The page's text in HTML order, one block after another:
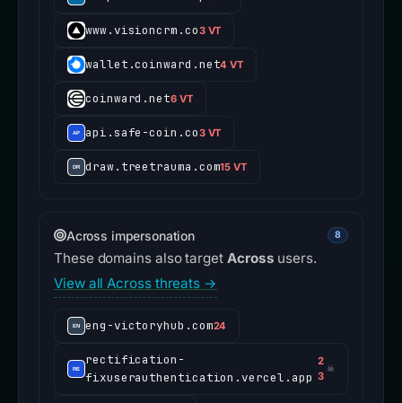
www.visioncrm.co3 VT
wallet.coinward.net4 VT
coinward.net6 VT
api.safe-coin.co3 VT
draw.treetrauma.com15 VT
Across impersonation 8
These domains also target Across users.
View all Across threats →
eng-victoryhub.com24
rectification-
fixuserauthentication.vercel.app
2
3
☠